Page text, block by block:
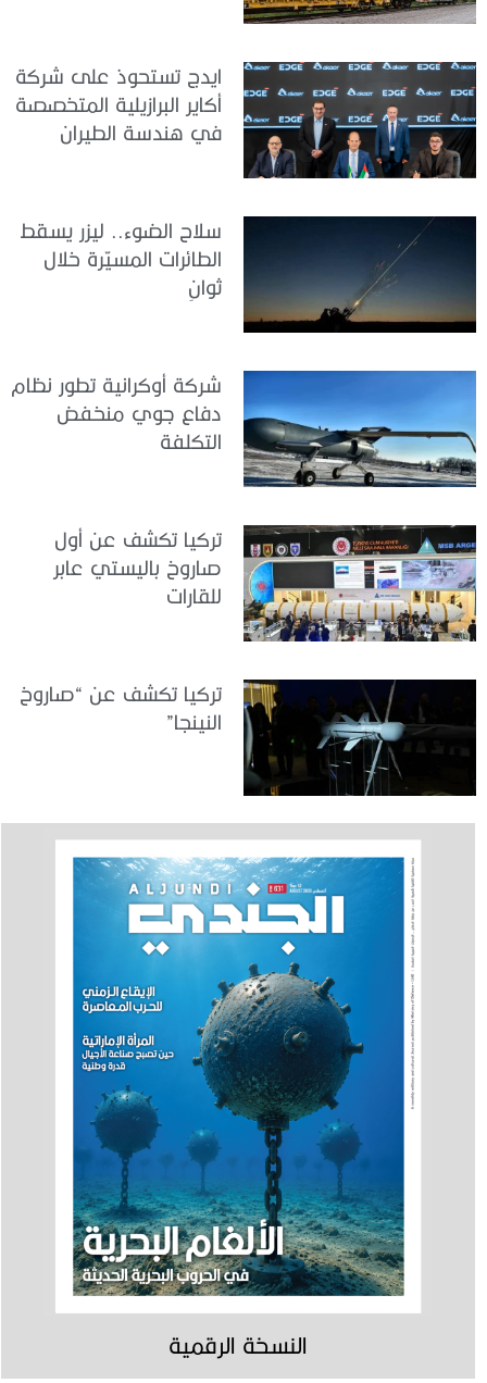
ايدج تستحوذ على شركة
أكاير البرازيلية المتخصصة
في هندسة الطيران
سلاح الضوء.. ليزر يسقط
الطائرات المسيّرة خلال
ثوانٍ
شركة أوكرانية تطور نظام
دفاع جوي منخفض
التكلفة
تركيا تكشف عن أول
صاروخ باليستي عابر
للقارات
تركيا تكشف عن “صاروخ
النينجا”
النسخة الرقمية